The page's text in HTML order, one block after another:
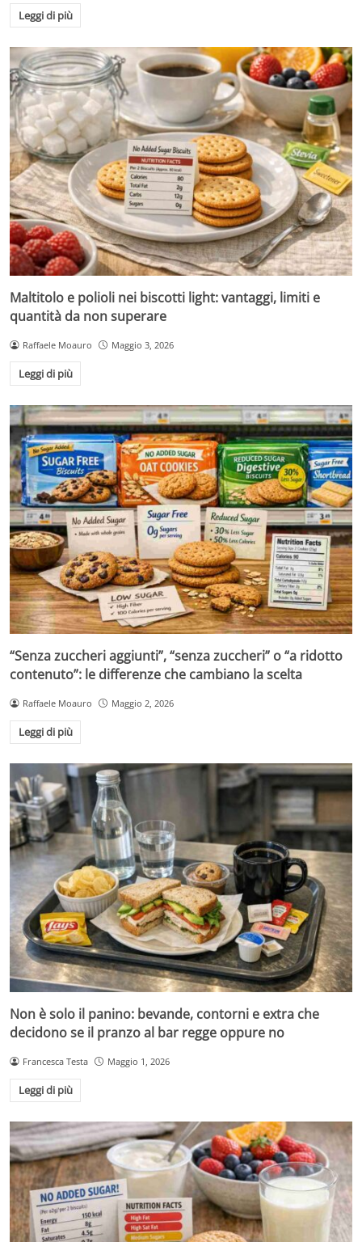
Leggi di più
Maltitolo e polioli nei biscotti light: vantaggi, limiti e
quantità da non superare
Raffaele Moauro Maggio 3, 2026
Leggi di più
“Senza zuccheri aggiunti”, “senza zuccheri” o “a ridotto
contenuto”: le differenze che cambiano la scelta
Raffaele Moauro Maggio 2, 2026
Leggi di più
Non è solo il panino: bevande, contorni e extra che
decidono se il pranzo al bar regge oppure no
Francesca Testa Maggio 1, 2026
Leggi di più